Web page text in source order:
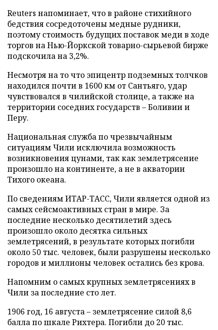
Reuters напоминает, что в районе стихийного
бедствия сосредоточены медные рудники,
поэтому стоимость будущих поставок меди в ходе
торгов на Нью-Йоркской товарно-сырьевой бирже
подскочила на 3,2%.
Несмотря на то что эпицентр подземных толчков
находился почти в 1600 км от Сантьяго, удар
чувствовался в чилийской столице, а также на
территории соседних государств – Боливии и
Перу.
Национальная служба по чрезвычайным
ситуациям Чили исключила возможность
возникновения цунами, так как землетрясение
произошло на континенте, а не в акватории
Тихого океана.
По сведениям ИТАР-ТАСС, Чили является одной из
самых сейсмоактивных стран в мире. За
последние несколько десятилетий здесь
произошло около десятка сильных
землетрясений, в результате которых погибли
около 50 тыс. человек, были разрушены несколько
городов и миллионы человек остались без крова.
Напомним о самых крупных землетрясениях в
Чили за последние сто лет.
1906 год, 16 августа – землетрясение силой 8,6
балла по шкале Рихтера. Погибли до 20 тыс.